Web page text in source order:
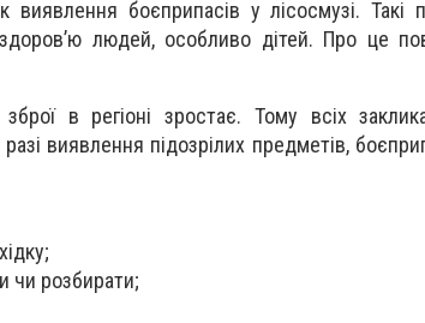
виявлення боєприпасів у лісосмузі. Такі
людей, особливо дітей. Про це
в регіоні зростає. Тому всіх
виявлення підозрілих предметів,
чи розбирати;